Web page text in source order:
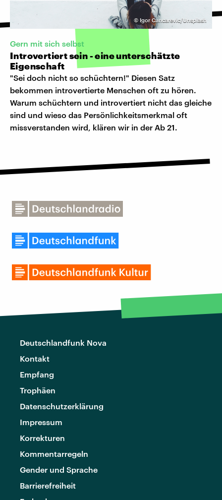
© Igor Cancarevic/Unsplash
Gern mit sich selbst
Introvertiert sein - eine unterschätzte
Eigenschaft
"Sei doch nicht so schüchtern!" Diesen Satz
bekommen introvertierte Menschen oft zu hören.
Warum schüchtern und introvertiert nicht das gleiche
sind und wieso das Persönlichkeitsmerkmal oft
missverstanden wird, klären wir in der Ab 21.
Deutschlandfunk Nova
Kontakt
Empfang
Trophäen
Datenschutzerklärung
Impressum
Korrekturen
Kommentarregeln
Gender und Sprache
Barrierefreiheit